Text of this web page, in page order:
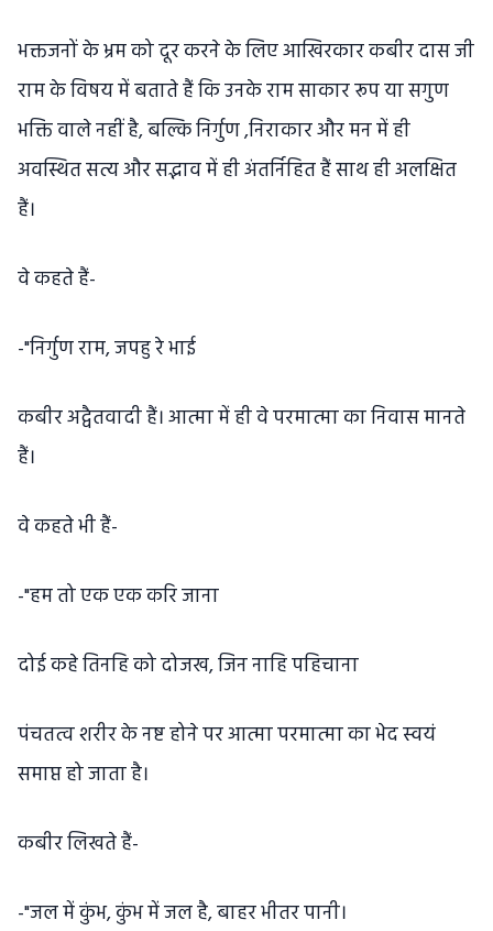
भक्तजनों के भ्रम को दूर करने के लिए आखिरकार कबीर दास जी
राम के विषय में बताते हैं कि उनके राम साकार रूप या सगुण
भक्ति वाले नहीं है, बल्कि निर्गुण ,निराकार और मन में ही
अवस्थित सत्य और सद्भाव में ही अंतर्निहित हैं साथ ही अलक्षित
हैं।
वे कहते हैं-
-"निर्गुण राम, जपहु रे भाई
कबीर अद्वैतवादी हैं। आत्मा में ही वे परमात्मा का निवास मानते
हैं।
वे कहते भी हैं-
-"हम तो एक एक करि जाना
दोई कहे तिनहि को दोजख, जिन नाहि पहिचाना
पंचतत्व शरीर के नष्ट होने पर आत्मा परमात्मा का भेद स्वयं
समाप्त हो जाता है।
कबीर लिखते हैं-
-"जल में कुंभ, कुंभ में जल है, बाहर भीतर पानी।